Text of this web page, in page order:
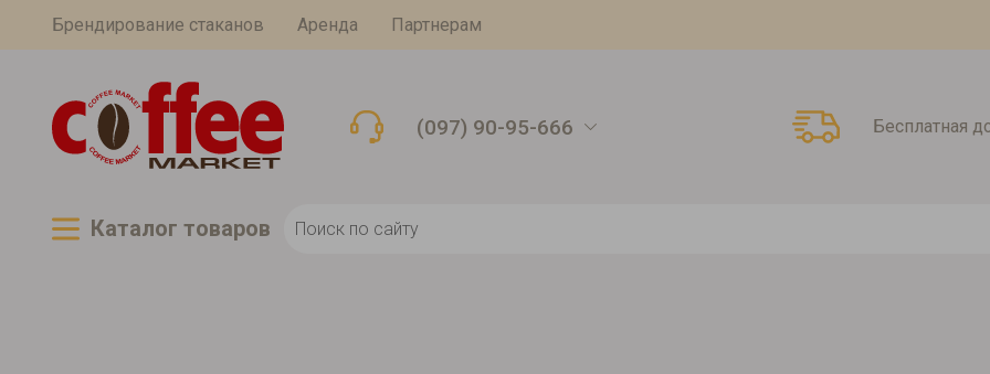
Брендирование стаканов Аренда Партнерам
(097) 90-95-666 Бесплатная
Каталог товаров